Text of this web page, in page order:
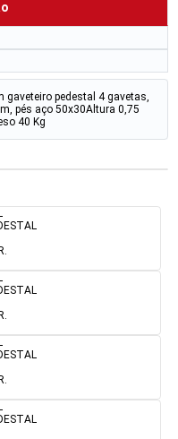
gaveteiro pedestal 4 gavetas,
pés aço 50x30Altura 0,75
40 Kg